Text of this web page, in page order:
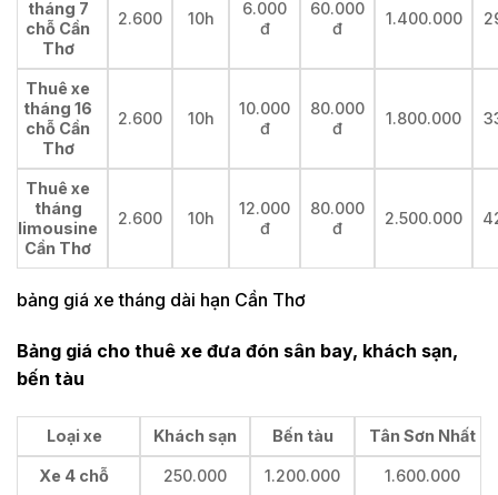
tháng 7
chỗ Cần
Thơ
2.600 10h
6.000
đ
60.000
đ
1.400.000
Thuê xe
tháng 16
chỗ Cần
Thơ
2.600 10h
10.000
đ
80.000
đ
1.800.000
Thuê xe
tháng
limousine
Cần Thơ
2.600 10h
12.000
đ
80.000
đ
2.500.000
bảng giá xe tháng dài hạn Cần Thơ
Bảng giá cho thuê xe đưa đón sân bay, khách sạn,
bến tàu
Loại xe Khách sạn Bến tàu Tân Sơn Nhất
Xe 4 chỗ 250.000 1.200.000 1.600.000